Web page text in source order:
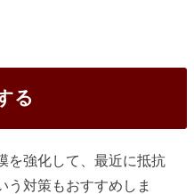
る
を強化して、最近に抵抗
う対策もおすすめしま